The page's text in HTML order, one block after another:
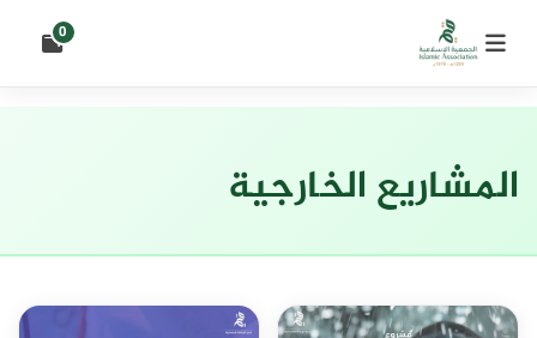
0
المشاريع الخارجية